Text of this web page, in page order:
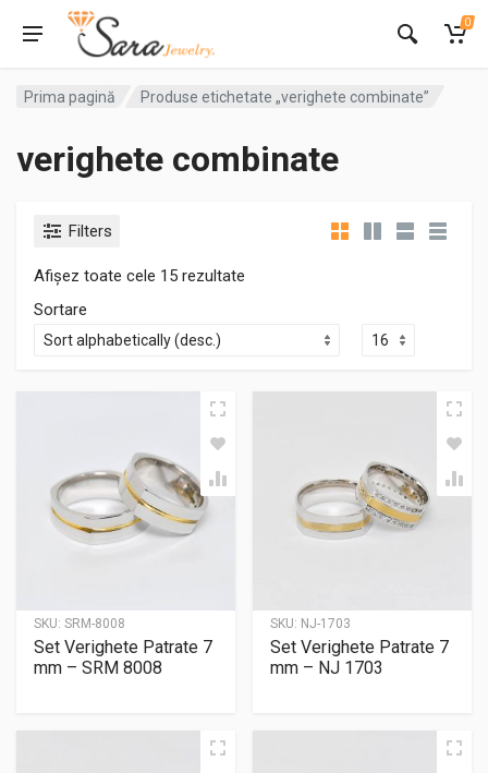
0
Prima pagină Produse etichetate „verighete combinate”
verighete combinate
Filters
Afișez toate cele 15 rezultate
Sortare
SKU: SRM-8008
Set Verighete Patrate 7
mm – SRM 8008
SKU: NJ-1703
Set Verighete Patrate 7
mm – NJ 1703